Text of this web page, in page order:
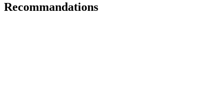
Recommandations